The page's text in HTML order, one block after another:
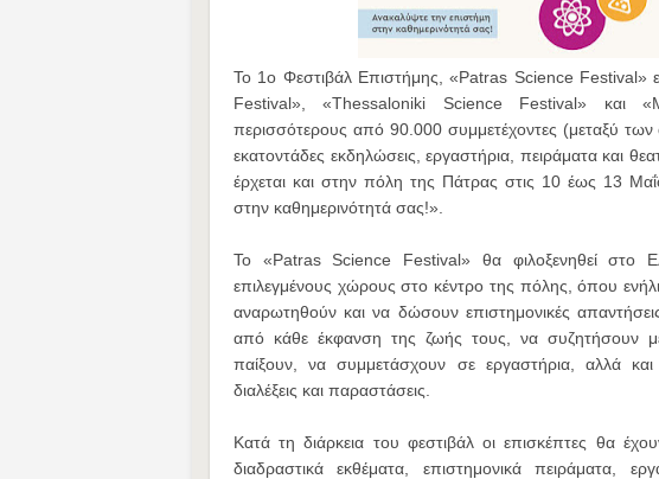
Το 1ο Φεστιβάλ Επιστήμης, «Patras Science Festival»
Festival», «Thessaloniki Science Festival» και
περισσότερους από 90.000 συμμετέχοντες (μεταξύ
εκατοντάδες εκδηλώσεις, εργαστήρια, πειράματα και
έρχεται και στην πόλη της Πάτρας στις 10 έως 13
στην καθημερινότητά σας!».
Το «Patras Science Festival» θα φιλοξενηθεί στο
επιλεγμένους χώρους στο κέντρο της πόλης, όπου
αναρωτηθούν και να δώσουν επιστημονικές
από κάθε έκφανση της ζωής τους, να συζητήσουν
παίξουν, να συμμετάσχουν σε εργαστήρια, αλλά
διαλέξεις και παραστάσεις.
Κατά τη διάρκεια του φεστιβάλ οι επισκέπτες θα
διαδραστικά εκθέματα, επιστημονικά πειράματα,